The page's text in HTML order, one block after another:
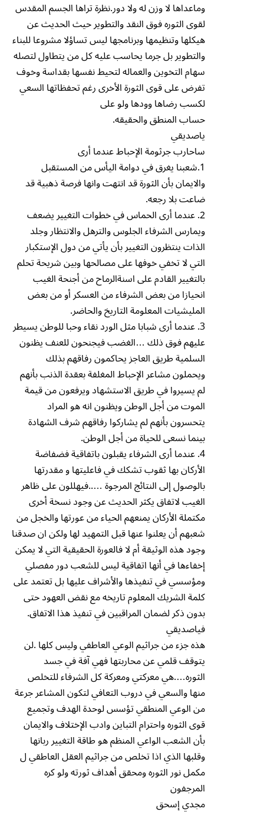
وماعداها لا وزن له ولا دور.نظرة تراها الجسم المقدس
لقوى الثوره فوق النقد والتطوير حيث الحديث عن
هيكلها وتنظيمها وبرنامجها ليس تساؤلا مشروعا للبناء
والتطوير بل جرما يحاسب عليه كل من يتطاول لتصله
سهام التخوين والعماله لتحيط نفسها بقداسة وخوف
تفرض على قوى الثورة الأخرى رغم تحفظاتها السعي
لكسب رضاها وودها ولو على
حساب المنطق والحقيقه.
ياصديقي
ساحارب جرثومة الإحباط عندما أرى
1.شعبنا يغرق في دوامة اليأس من المستقبل
والايمان بأن الثورة قد انتهت وانها فرصة ذهبية قد
ضاعت بلا رجعه.
2. عندما أرى الحماس في خطوات التغيير يضعف
ويمارس الشرفاء الجلوس والترهل والانتظار وجلد
الذات ينتظرون التغيير بأن يأتي من دول الإستكبار
التي لا تخفي خوفها على مصالحها وبين شريحة تحلم
بالتغيير القادم على اسنةالرماح من أجنحة الغيب
انحيازا من بعض الشرفاء من العسكر أو من بعض
المليشيات المعلومة التاريخ والحاضر.
3. عندما أرى شبابا مثل الورد نقاء وحبا للوطن يسيطر
عليهم فوق ذلك …الغضب فيجنحون للعنف يظنون
السلمية طريق العاجز يحاكمون رفاقهم بذلك
ويحملون مشاعر الإحباط المغلفة بعقدة الذنب بأنهم
لم يسيروا في طريق الاستشهاد ويرفعون من قيمة
الموت من أجل الوطن ويظنون انه هو المراد
يتحسرون بأنهم لم يشاركوا رفاقهم شرف الشهادة
بينما نسعى للحياة من أجل الوطن.
4. عندما أرى الشرفاء يقبلون باتفاقية فضفاضة
الأركان بها ثقوب تشكك في فاعليتها و مقدرتها
بالوصول إلى النتائج المرجوة …..فيهللون على ظاهر
الغيب لاتفاق يكثر الحديث عن وجود نسخة أخرى
مكتملة الأركان يمنعهم الحياء من عورتها والخجل من
شعبهم أن يعلنوا عنها قبل التمهيد لها ولكن ان صدقنا
وجود هذه الوثيقة أم لا فالعورة الحقيقية التي لا يمكن
إخفاءها في أنها اتفاقية ليس للشعب دور مفصلي
ومؤسسي في تنفيذها والأشراف عليها بل تعتمد على
كلمة الشريك المعلوم تاريخه مع نقض العهود حتى
بدون ذكر لضمان المراقبين في تنفيذ هذا الاتفاق.
فياصديقي
هذه جزء من جراثيم الوعي العاطفي وليس كلها .لن
يتوقف قلمي عن محاربتها فهي آفة في جسد
الثوره….هي معركتي ومعركة كل الشرفاء للتخلص
منها والسعي في دروب التعافي لتكون المشاعر جرعة
من الوعي المنطقي تؤسس لوحدة الهدف وتجميع
قوى الثوره واحترام التباين وادب الإختلاف والايمان
بأن الشعب الواعي المنظم هو طاقة التغيير ربانها
وقلبها الذي اذا تخلص من جراثيم العقل العاطقي ل
مكمل نور الثوره ومحقق أهداف ثورته ولو كره
المرجفون
مجدي إسحق